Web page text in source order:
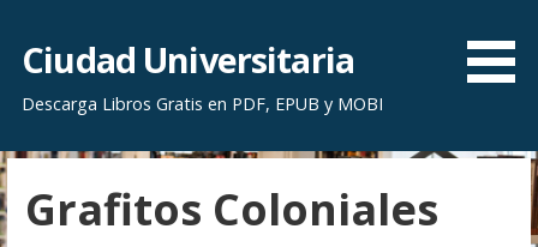
r
a
l
Ciudad Universitaria
Descarga Libros Gratis en PDF, EPUB y MOBI
Grafitos Coloniales